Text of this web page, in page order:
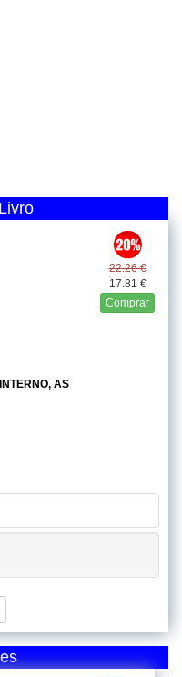
22.26 €
17.81 €
Comprar
AS